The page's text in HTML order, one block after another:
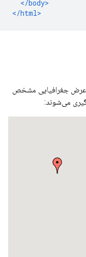
</body>
</html>
عرض جغرافیایی مشخص
می‌شوند: